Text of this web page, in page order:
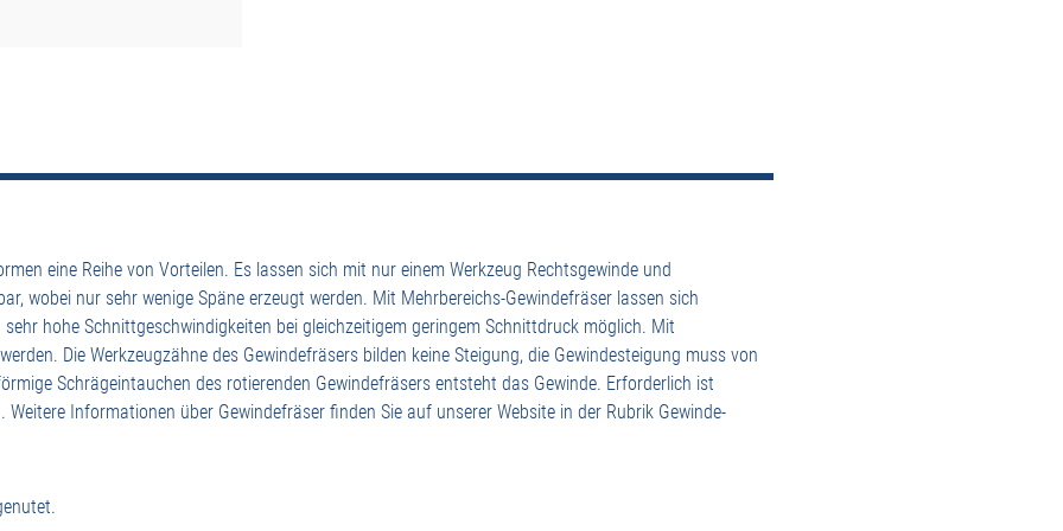
eine Reihe von Vorteilen. Es lassen sich mit nur einem Werkzeug Rechtsgewinde und
wobei nur sehr wenige Späne erzeugt werden. Mit Mehrbereichs-Gewindefräser lassen sich
hohe Schnittgeschwindigkeiten bei gleichzeitigem geringem Schnittdruck möglich. Mit
Die Werkzeugzähne des Gewindefräsers bilden keine Steigung, die Gewindesteigung muss von
Schrägeintauchen des rotierenden Gewindefräsers entsteht das Gewinde. Erforderlich ist
Informationen über Gewindefräser finden Sie auf unserer Website in der Rubrik Gewinde-